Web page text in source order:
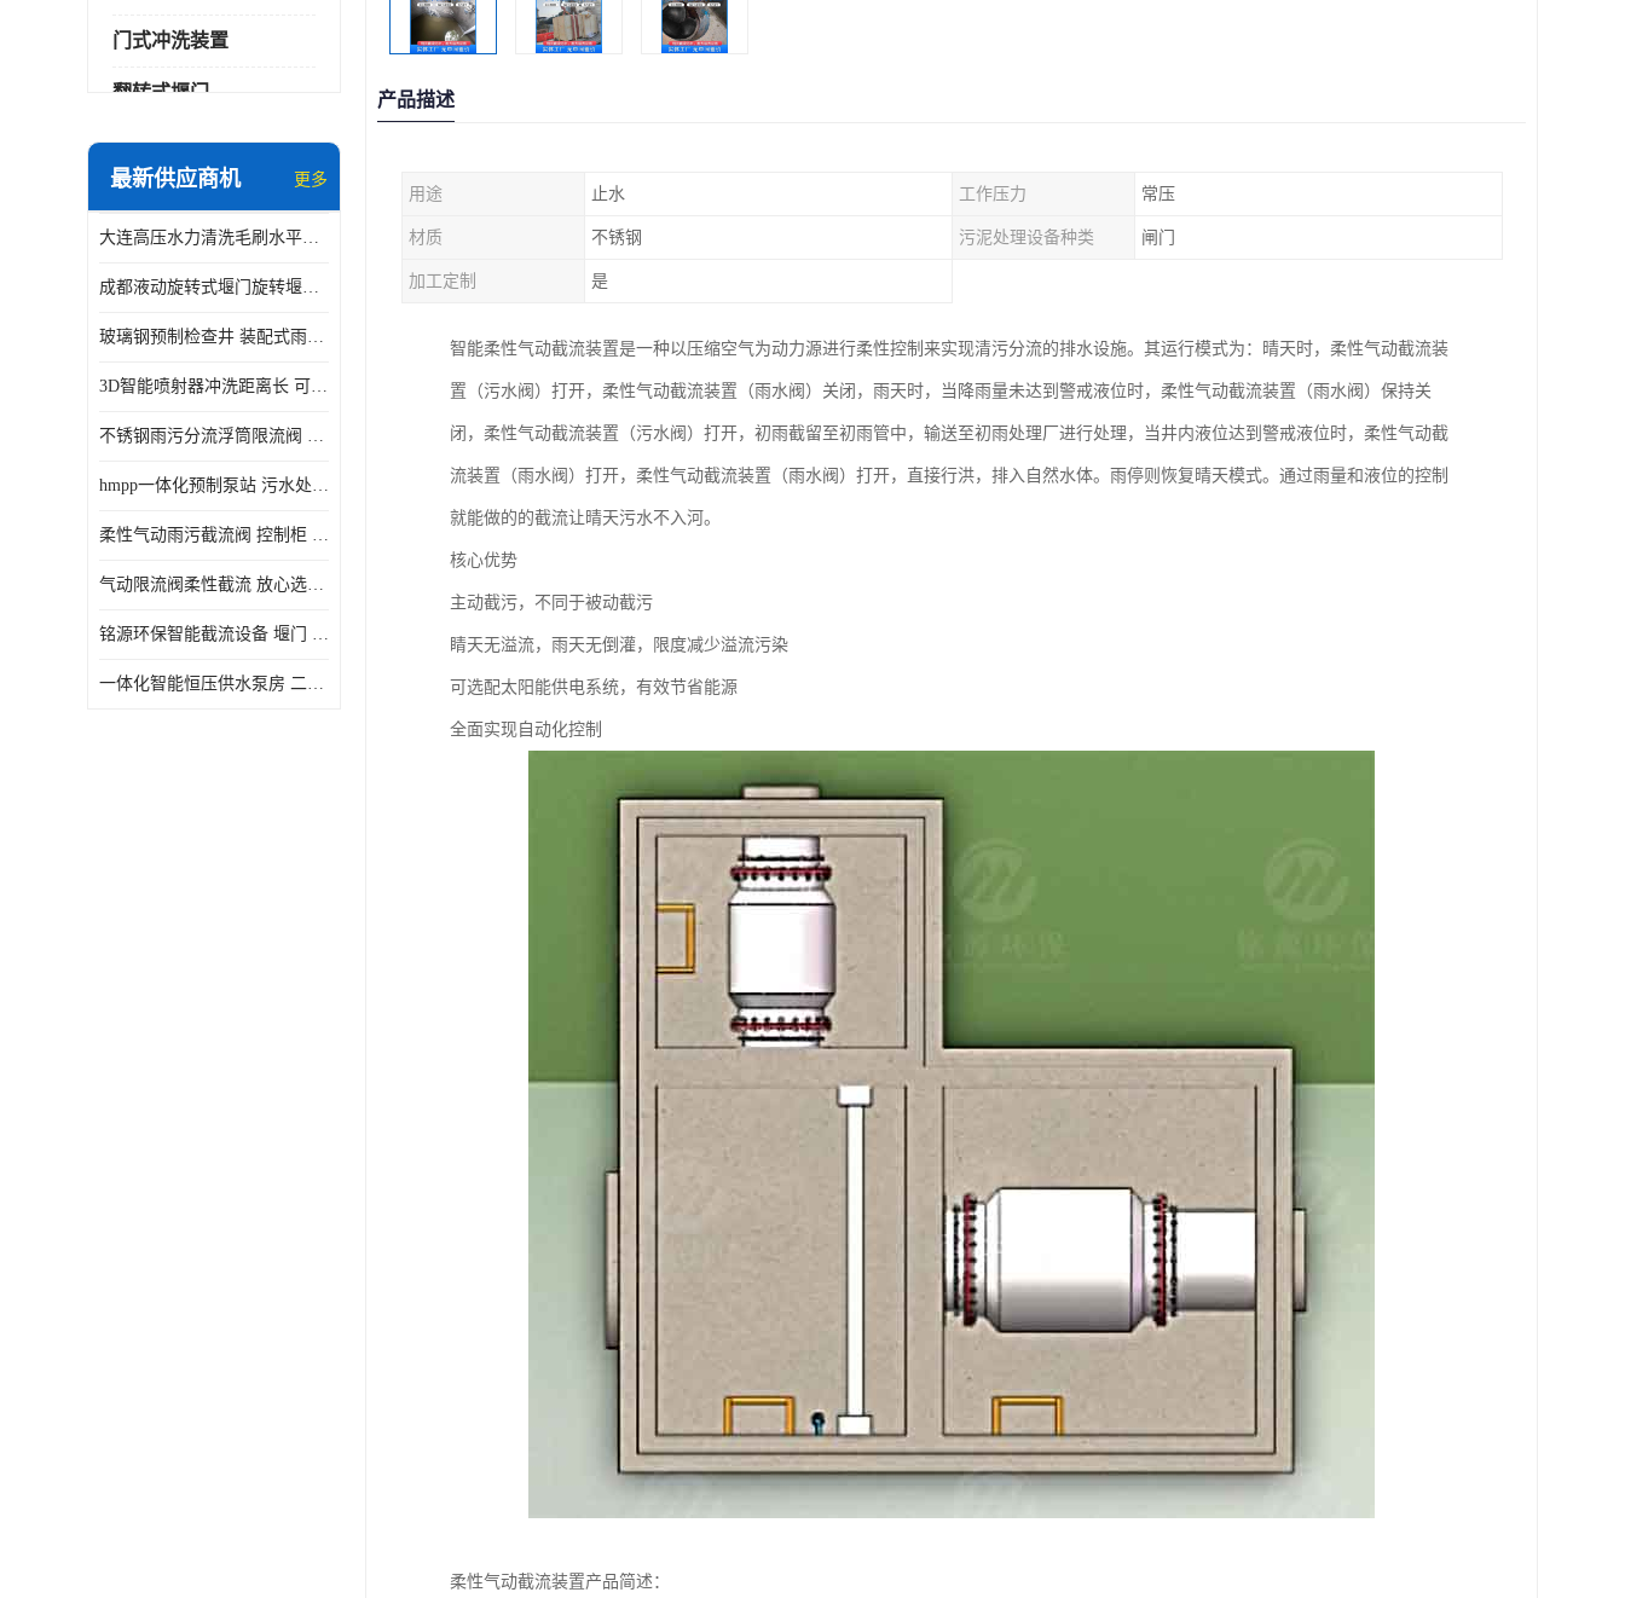
门式冲洗装置
翻转式堰门
智能一体化雨水泵站
智能一体化供水泵房
智能一体化净水设备
最新供应商机 更多
大连高压水力清洗毛刷水平自清洁滚刷 水力自动冲洗系统 水力清洗
成都液动旋转式堰门旋转堰门 自动控制 SUS304
玻璃钢预制检查井 装配式雨水污水井 初期弃流井 源头厂家
3D智能喷射器冲洗距离长 可270度旋转 高强度水压远距离喷洗
不锈钢雨污分流浮筒限流阀 DN150-DN1000 品质可信
hmpp一体化预制泵站 污水处理系统 乡镇学校市政排水 厂家供应
柔性气动雨污截流阀 控制柜 远程控制安全性高检修方便
气动限流阀柔性截流 放心选购 控源截污铭源环保
铭源环保智能截流设备 堰门 铸铁调节闸门作用 源头商家 可定制
一体化智能恒压供水泵房 二次加压供水设备户外智慧泵房
产品描述
用途 止水 工作压力 常压
材质 不锈钢 污泥处理设备种类 闸门
加工定制 是
智能柔性气动截流装置是一种以压缩空气为动力源进行柔性控制来实现清污分流的排水设施。其运行模式为：晴天时，柔性气动截流装
置（污水阀）打开，柔性气动截流装置（雨水阀）关闭，雨天时，当降雨量未达到警戒液位时，柔性气动截流装置（雨水阀）保持关
闭，柔性气动截流装置（污水阀）打开，初雨截留至初雨管中，输送至初雨处理厂进行处理，当井内液位达到警戒液位时，柔性气动截
流装置（雨水阀）打开，柔性气动截流装置（雨水阀）打开，直接行洪，排入自然水体。雨停则恢复晴天模式。通过雨量和液位的控制
就能做的的截流让晴天污水不入河。
核心优势
主动截污，不同于被动截污
睛天无溢流，雨天无倒灌，限度减少溢流污染
可选配太阳能供电系统，有效节省能源
全面实现自动化控制
柔性气动截流装置产品简述：